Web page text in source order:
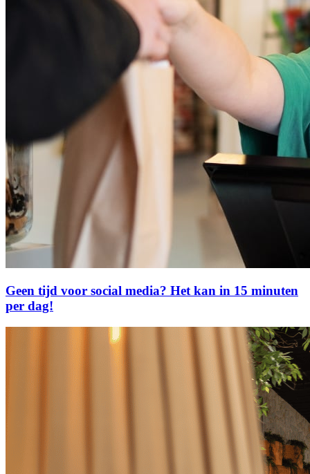
Geen tijd voor social media? Het kan in 15 minuten
per dag!